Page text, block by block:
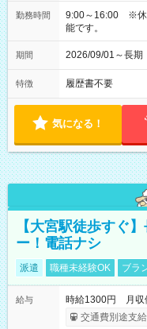
勤務時間
9:00～16:00 ※休
能です。
期間 2026/09/01～長
特徴 履歴書不要
気になる！
【大宮駅徒歩すぐ
ー！電話ナシ
派遣 職種未経験OK ブラ
給与
時給1300円 月収
交通費別途支